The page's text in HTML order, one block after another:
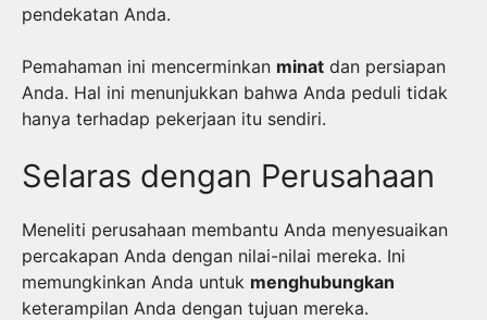
pendekatan Anda.
Pemahaman ini mencerminkan minat dan persiapan
Anda. Hal ini menunjukkan bahwa Anda peduli tidak
hanya terhadap pekerjaan itu sendiri.
Selaras dengan Perusahaan
Meneliti perusahaan membantu Anda menyesuaikan
percakapan Anda dengan nilai-nilai mereka. Ini
memungkinkan Anda untuk menghubungkan
keterampilan Anda dengan tujuan mereka.